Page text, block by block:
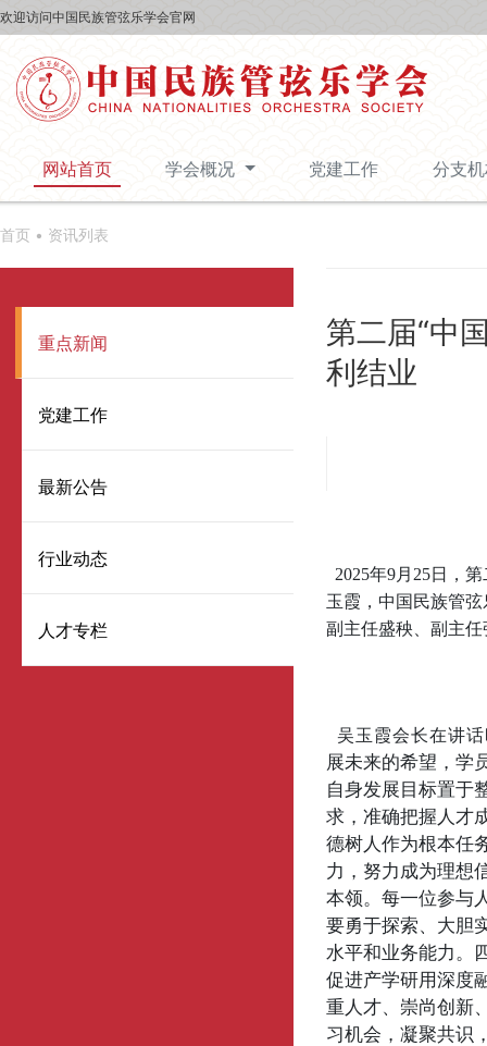
欢迎访问中国民族管弦乐学会官网
网站首页 学会概况 党建工作 分支
首页 • 资讯列表
重点新闻
党建工作
最新公告
行业动态
人才专栏
第二届“中
利结业
2025年9月25日，
玉霞，中国民族管
副主任盛秧、副主
吴玉霞会长在讲
展未来的希望，学
自身发展目标置于
求，准确把握人才
德树人作为根本任
力，努力成为理想
本领。每一位参与
要勇于探索、大胆
水平和业务能力。
促进产学研用深度
重人才、崇尚创新
习机会，凝聚共识